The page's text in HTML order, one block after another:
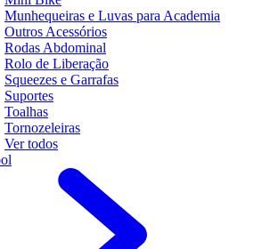
Munhequeiras e Luvas para Academia
Outros Acessórios
Rodas Abdominal
Rolo de Liberação
Squeezes e Garrafas
Suportes
Toalhas
Tornozeleiras
Ver todos